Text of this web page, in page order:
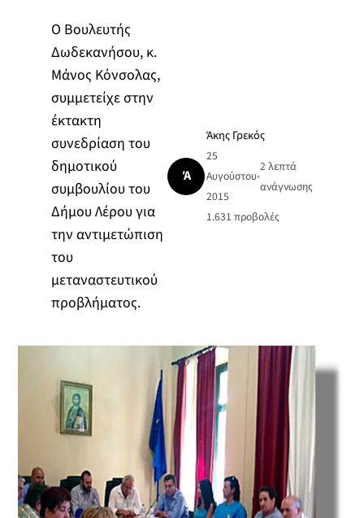
Ο Βουλευτής
Δωδεκανήσου, κ.
Μάνος Κόνσολας,
συμμετείχε στην
έκτακτη
συνεδρίαση του
δημοτικού
συμβουλίου του
Δήμου Λέρου για
την αντιμετώπιση
του
μεταναστευτικού
προβλήματος.
Ά
Άκης Γρεκός
25
Αυγούστου
2015
•
2 λεπτά
ανάγνωσης
1.631 προβολές